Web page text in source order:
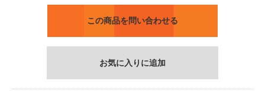
この商品を問い合わせる
お気に入りに追加